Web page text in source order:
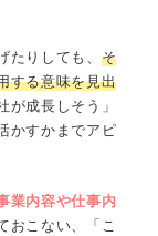
たりしても、 そ
する意味を見出
が成長しそう」
かすかまでアピ
業内容や仕事内
おこない、「こ